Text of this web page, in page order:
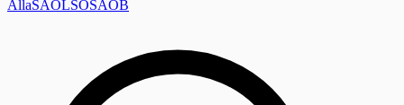
AllaSAOLSOSAOB